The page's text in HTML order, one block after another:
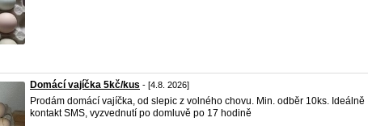
Domácí vajíčka 5kč/kus - [4.8. 2026]
Prodám domácí vajíčka, od slepic z volného chovu. Min. odběr 10ks. Ideálně
kontakt SMS, vyzvednutí po domluvě po 17 hodině